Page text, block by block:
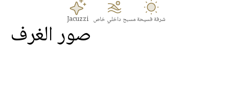
شرفة فسيحةمسبح داخلي خاص Jacuzzi
صور الغرف